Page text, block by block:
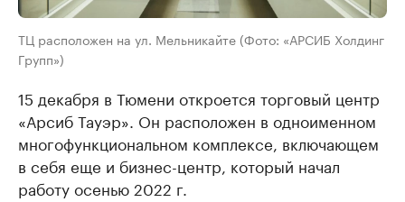
ТЦ расположен на ул. Мельникайте (Фото: «АРСИБ Холдинг
Групп»)
15 декабря в Тюмени откроется торговый центр
«Арсиб Тауэр». Он расположен в одноименном
многофункциональном комплексе, включающем
в себя еще и бизнес-центр, который начал
работу осенью 2022 г.